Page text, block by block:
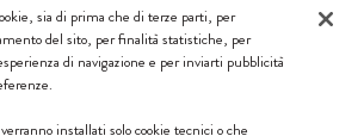
registrato di Moleskine Srl a socio unico
- Via Bergognone, 34 – 20144 Milano -
sia di prima che di terze parti, per
del sito, per finalità statistiche, per
di navigazione e per inviarti pubblicità
installati solo cookie tecnici o che